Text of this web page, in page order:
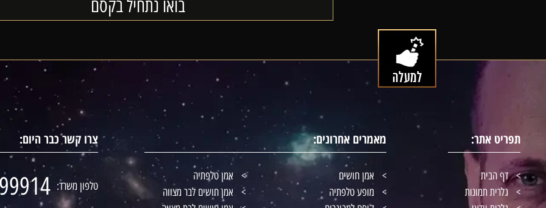
תפריט אתר:
דף הבית
גלרית תמונות
מאמרים אחרונים:
אמן חושים
אמן טלפתיה
מופע טלפתיה
אמן חושים לבר מצווה
צרו קשר כבר היום:
טלפון משרד: